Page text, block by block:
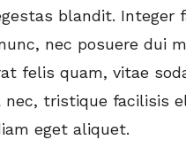
blandit.
nec posuere dui
felis quam, vitae
nec, tristique facilisis
eget aliquet.